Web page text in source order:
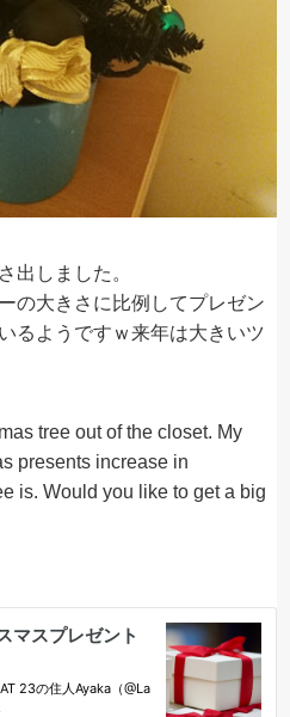
出しました。
の大きさに比例してプレゼン
るようですｗ来年は大きいツ
tree out of the closet. My
presents increase in
is. Would you like to get a big